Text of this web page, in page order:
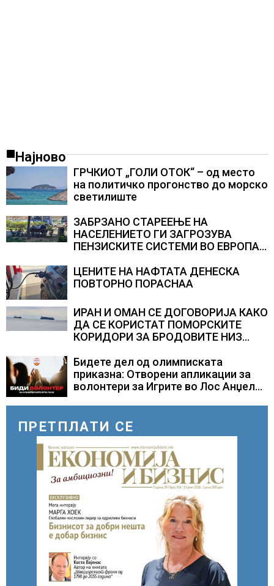
Најново
ГРЧКИОТ „ГОЛИ ОТОК“ – од место
на политичко прогонство до морско
светилиште
ЗАБРЗАНО СТАРЕЕЊЕ НА
НАСЕЛЕНИЕТО ГИ ЗАГРОЗУВА
ПЕНЗИСКИТЕ СИСТЕМИ ВО ЕВРОПА и
ЦЕНИТЕ НА НАФТАТА ДЕНЕСКА
ПОВТОРНО ПОРАСНАА
ИРАН И ОМАН СЕ ДОГОВОРИЈА КАКО
ДА СЕ КОРИСТАТ ПОМОРСКИТЕ
КОРИДОРИ ЗА БРОДОВИТЕ НИЗ
Бидете дел од олимписката
приказна: Отворени апликации за
волонтери за Игрите во Лос Анџелес
ПРЕТПЛАТИ СЕ